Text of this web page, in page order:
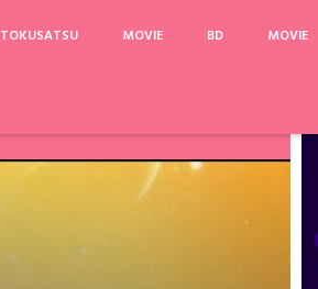
TOKUSATSU MOVIE BD MOVIE